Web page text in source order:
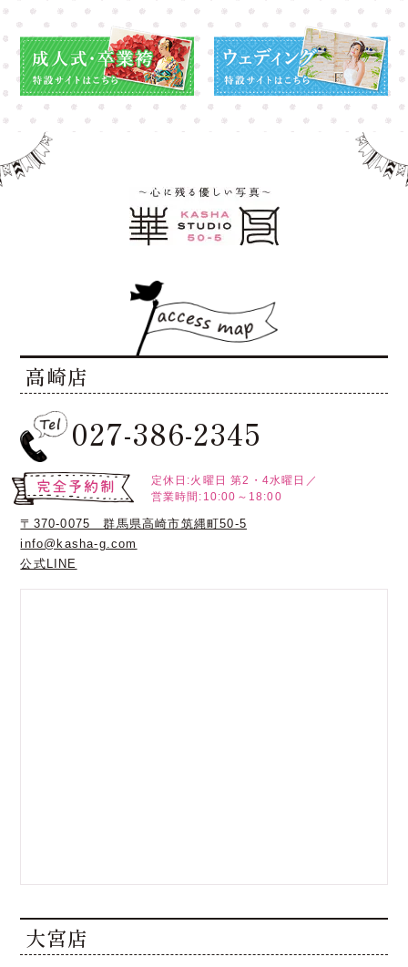
高崎店
027-386-2345
定休日:火曜日 第2・4水曜日／
営業時間:10:00～18:00
〒370-0075 群馬県高崎市筑縄町50-5
info@kasha-g.com
公式LINE
大宮店